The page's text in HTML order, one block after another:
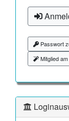
Passwort
Mitglied